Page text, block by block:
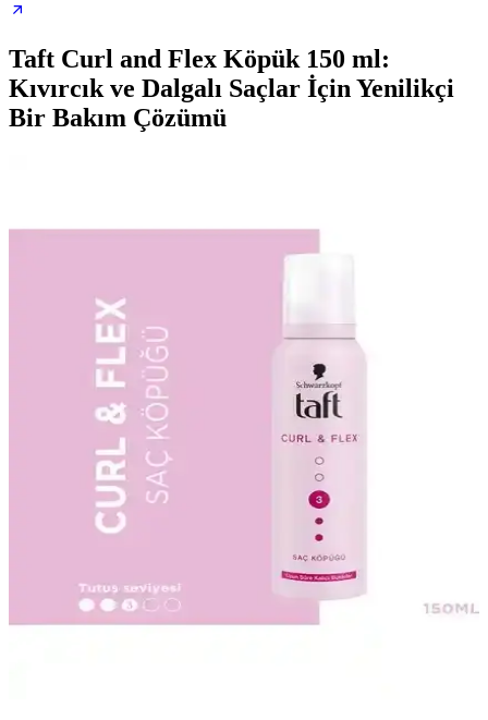
Taft Curl and Flex Köpük 150 ml:
Kıvırcık ve Dalgalı Saçlar İçin Yenilikçi
Bir Bakım Çözümü